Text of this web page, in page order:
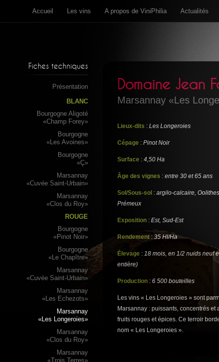
Accueil Les vins A propos de ViniPhilia Actualités
Fiches techniques
Présentation
BLANC
Bourgogne Aligoté
«Champ Forey»
Bourgogne
«Les Avoines»
Bourgogne
«Ç»
Marsannay
«Cuvée Saint-Urbain»
Marsannay
«Clos du Roy»
ROUGE
Bourgogne
«Pinot Noir»
Bourgogne
«Le Chapître»
Marsannay
«Cuvée Saint-Urbain»
Marsannay
«Les Echezots»
Marsannay
«Les Longeroies»
Marsannay
«Clos du Roy»
Marsannay
«Trois Terres»
Domaine Jean
Marsannay «Les
Lieux-dits : Les Longeroies
Cépage : Pinot Noir
Surface : 4,50 Ha
Âge des vignes : entre 30 et 65 ans
Sol/Sous-sol : argilo-calcaire,
Prémeux
Exposition : Est, Sud-Est
Rendement : 35 Hl/Ha
Élevage : 18 mois, en 1/2 nuids neuf
entière)
Production : 6 500 bouteilles
Les vins « Les Longeroies » sont
Marsannay : puissants, concentrés
fruits rouges et épices. Ce terroir
nom « Les Longeroies ».